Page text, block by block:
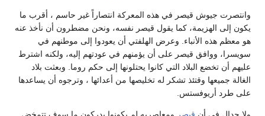
وانتصرت جيوش قيصر في هذه المعركة انتصاراً غير حاسم ، أقرب ما
يكون إلى الهزيمة، كما يقول قيصر نفسه، ونحن مضطرون أن نأخذ عنه
هو معظم هذه الأنباء. وعرض الهلفتي أن يعودوا إلى موطنهم في
سويسرا، ووافق قيصر على أن يؤمنهم في عودتهم إليه، ولكنه اشترط
عليهم أن تخضع البلاد التي كانوا يحتلونها إلى حكم روما. وبعثت بلاد
الغالة جميعها وقتئذ تشكر له تخليصها من أعدائها ، وترجوه أن يساعدها
على طرد أريوفستس.